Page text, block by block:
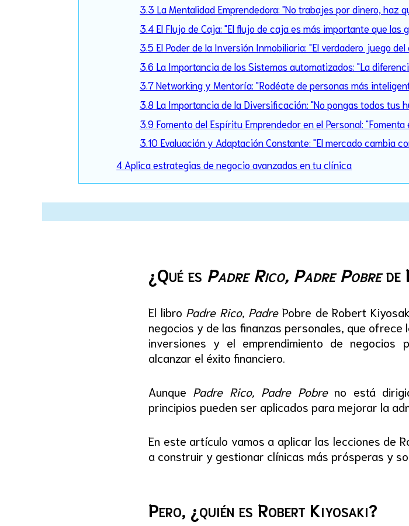
3.3 La Mentalidad Emprendedora: "No trabajes por dinero, haz
3.4 El Flujo de Caja: "El flujo de caja es más importante que las
3.5 El Poder de la Inversión Inmobiliaria: "El verdadero juego
3.6 La Importancia de los Sistemas automatizados: "La
3.7 Networking y Mentoría: "Rodéate de personas más
3.8 La Importancia de la Diversificación: "No pongas todos tus
3.9 Fomento del Espíritu Emprendedor en el Personal:
3.10 Evaluación y Adaptación Constante: "El mercado cambia
4 Aplica estrategias de negocio avanzadas en tu clínica
¿Qué es Padre Rico, Padre Pobrede
El libro Padre Rico, PadrePobre de Robert
negocios y de las finanzas personales, que
inversiones y el emprendimiento de negocios
alcanzar el éxito financiero.
Aunque Padre Rico, Padre Pobreno está
principios pueden ser aplicados para mejorar la
En este artículo vamos a aplicar las lecciones de
a construir y gestionar clínicas más prósperas y
Pero, ¿quién es Robert Kiyosaki?